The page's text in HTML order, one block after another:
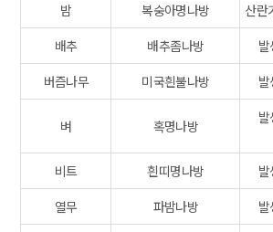
밤
복숭아명나방
산란
배추
배추좀나방
버즘나무
미국흰불나방
벼 혹명나방
비트
흰띠명나방
열무
파밤나방